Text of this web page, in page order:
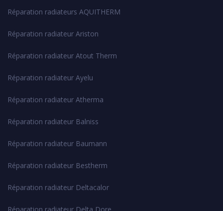
Réparation radiateurs AQUITHERM
Réparation radiateur Ariston
Réparation radiateur Atout Therm
Réparation radiateur Ayelu
Réparation radiateur Atherma
Réparation radiateur Balniss
Réparation radiateur Baumann
Réparation radiateur Bestherm
Réparation radiateur Deltacalor